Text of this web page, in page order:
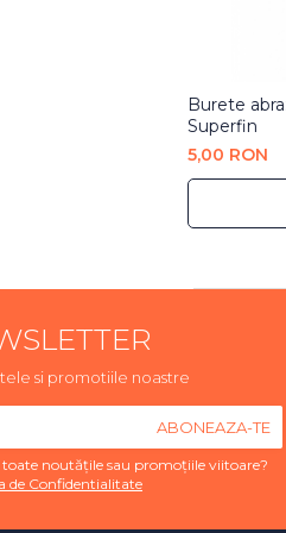
Burete
Superfin
5,00 RON
si promotiile noastre
noutățile sau promoțiile viitoare?
de Confidentialitate